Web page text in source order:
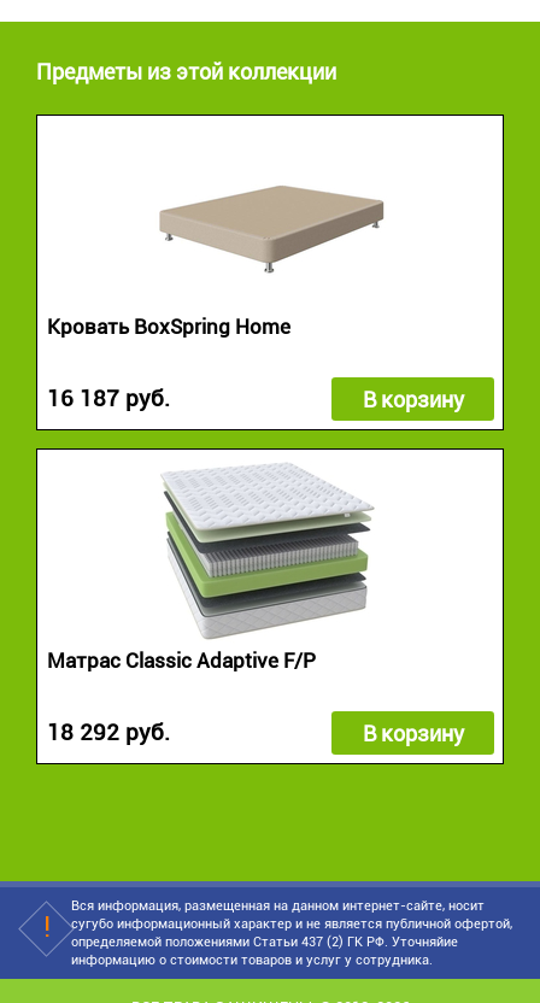
Предметы из этой коллекции
Кровать BoxSpring Home
16 187 руб. В корзину
Матрас Classic Adaptive F/P
18 292 руб. В корзину
Вся информация, размещенная на данном интернет-сайте, носит
сугубо информационный характер и не является публичной офертой,
определяемой положениями Статьи 437 (2) ГК РФ. Уточняйие
информацию о стоимости товаров и услуг у сотрудника.